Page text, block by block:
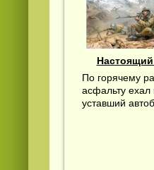
По горячему
асфальту
уставший